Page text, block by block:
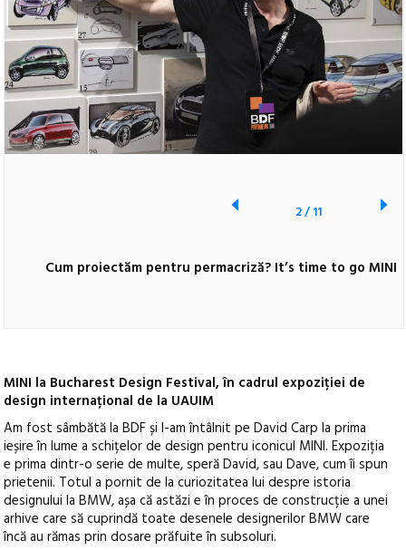
Cum proiectăm pentru permacriză? It’s time to go MINI
2/11
MINI la Bucharest Design Festival, în cadrul expoziției de
design internațional de la UAUIM
Am fost sâmbătă la BDF și l-am întâlnit pe David Carp la prima
ieșire în lume a schițelor de design pentru iconicul MINI. Expoziția
e prima dintr-o serie de multe, speră David, sau Dave, cum îi spun
prietenii. Totul a pornit de la curiozitatea lui despre istoria
designului la BMW, așa că astăzi e în proces de construcție a unei
arhive care să cuprindă toate desenele designerilor BMW care
încă au rămas prin dosare prăfuite în subsoluri.